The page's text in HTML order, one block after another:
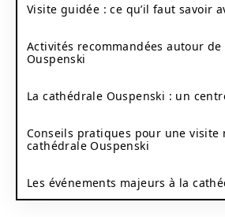
Visite guidée : ce qu’il faut savoir
Activités recommandées autour
Ouspenski
La cathédrale Ouspenski : un
Conseils pratiques pour une visite
cathédrale Ouspenski
Les événements majeurs à la